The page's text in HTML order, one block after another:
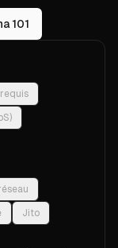
101
Jito